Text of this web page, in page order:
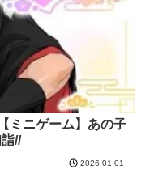
ミニゲーム】あの子
//
2026.01.01